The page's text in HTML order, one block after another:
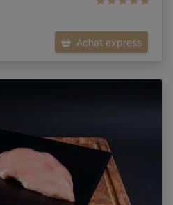
Achat express